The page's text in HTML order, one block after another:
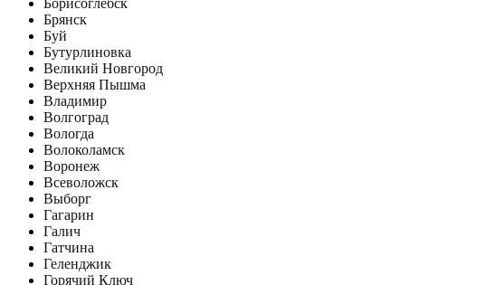
Борисоглебск
Брянск
Буй
Бутурлиновка
Великий Новгород
Верхняя Пышма
Владимир
Волгоград
Вологда
Волоколамск
Воронеж
Всеволожск
Выборг
Гагарин
Галич
Гатчина
Геленджик
Горячий Ключ